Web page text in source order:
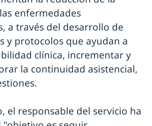
enfermedades
a través del desarrollo de
y protocolos que ayudan a
clínica, incrementar y
la continuidad asistencial,
el responsable del servicio ha